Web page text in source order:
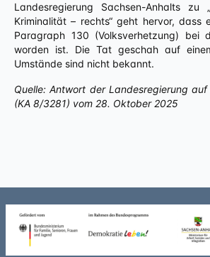
Landesregierung Sachsen-Anhalts zu
Kriminalität – rechts“ geht hervor, dass
Paragraph 130 (Volksverhetzung) bei
worden ist. Die Tat geschah auf
Umstände sind nicht bekannt.
Quelle: Antwort der Landesregierung
(KA 8/3281) vom 28. Oktober 2025